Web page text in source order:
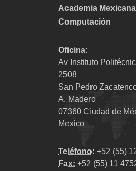
Academia
Computación
Oficina:
Av Instituto
2508
San Pedro
A. Madero
07360 Ciudad de
Mexico
Teléfono: +52 (55)
Fax: +52 (55) 11